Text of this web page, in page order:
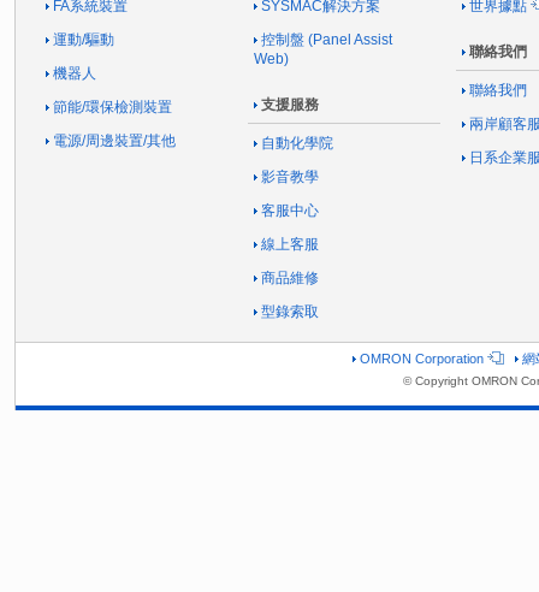
FA系統裝置
運動/驅動
機器人
節能/環保檢測裝置
電源/周邊裝置/其他
SYSMAC解決方案
控制盤 (Panel Assist
Web)
支援服務
自動化學院
影音教學
客服中心
線上客服
商品維修
型錄索取
世界據點
聯絡我們
聯絡我們
兩岸顧客
日系企業
OMRON Corporation 網
© Copyright OMRON